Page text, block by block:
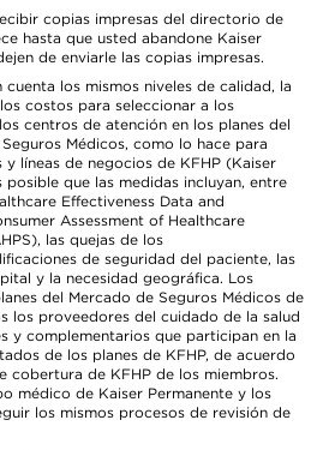
copias impresas del directorio de
hasta que usted abandone Kaiser
de enviarle las copias impresas.
cuenta los mismos niveles de calidad, la
costos para seleccionar a los
centros de atención en los planes del
Médicos, como lo hace para
líneas de negocios de KFHP (Kaiser
posible que las medidas incluyan, entre
Effectiveness Data and
Assessment of Healthcare
las quejas de los
de seguridad del paciente, las
y la necesidad geográfica. Los
del Mercado de Seguros Médicos de
los proveedores del cuidado de la salud
y complementarios que participan en la
de los planes de KFHP, de acuerdo
cobertura de KFHP de los miembros.
médico de Kaiser Permanente y los
los mismos procesos de revisión de